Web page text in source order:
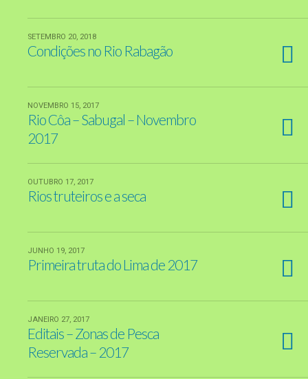
SETEMBRO 20, 2018
Condições no Rio Rabagão
NOVEMBRO 15, 2017
Rio Côa – Sabugal – Novembro
2017
OUTUBRO 17, 2017
Rios truteiros e a seca
JUNHO 19, 2017
Primeira truta do Lima de 2017
JANEIRO 27, 2017
Editais – Zonas de Pesca
Reservada – 2017